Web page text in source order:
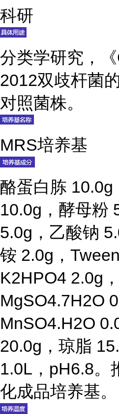
科研
分类学研究，
2012双歧杆菌
对照菌株。
MRS培养基
酪蛋白胨 10.0g
10.0g，酵母粉
5.0g，乙酸钠
铵 2.0g，
K2HPO4 2.0g，
MgSO4.7H2O
MnSO4.H2O
20.0g，琼脂
1.0L，pH6.8。
化成品培养基。